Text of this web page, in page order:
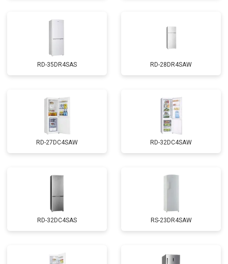
RD-35DR4SAS RD-28DR4SAW
RD-27DC4SAW RD-32DC4SAW
RD-32DC4SAS RS-23DR4SAW